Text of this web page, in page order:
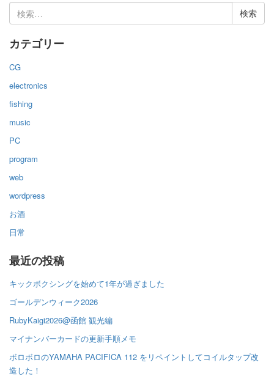
索:
カテゴリー
CG
electronics
fishing
music
PC
program
web
wordpress
お酒
日常
最近の投稿
キックボクシングを始めて1年が過ぎました
ゴールデンウィーク2026
RubyKaigi2026@函館 観光編
マイナンバーカードの更新手順メモ
ボロボロのYAMAHA PACIFICA 112 をリペイントしてコイルタップ改
造した！